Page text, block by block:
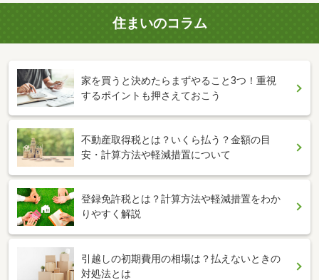
住まいのコラム
家を買うと決めたらまずやること3つ！重視
するポイントも押さえておこう
不動産取得税とは？いくら払う？金額の目
安・計算方法や軽減措置について
登録免許税とは？計算方法や軽減措置をわか
りやすく解説
引越しの初期費用の相場は？払えないときの
対処法とは